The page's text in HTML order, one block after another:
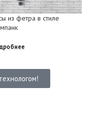
из фетра в стиле